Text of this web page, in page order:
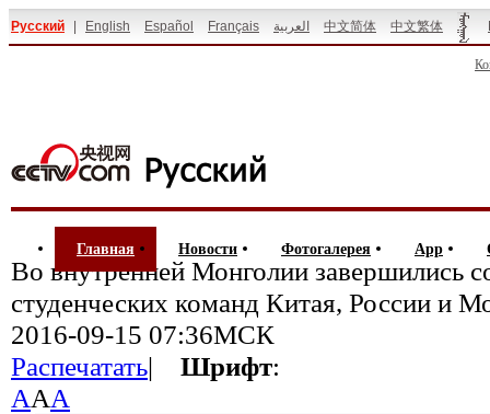
Русский English Español Français العربية 中文简体 中文繁体
Главная Новости Фотогалерея App
Во внутренней Монголии завершились
студенческих команд Китая, России и
2016-09-15 07:36МСК
Распечатать| Шрифт:
AAA